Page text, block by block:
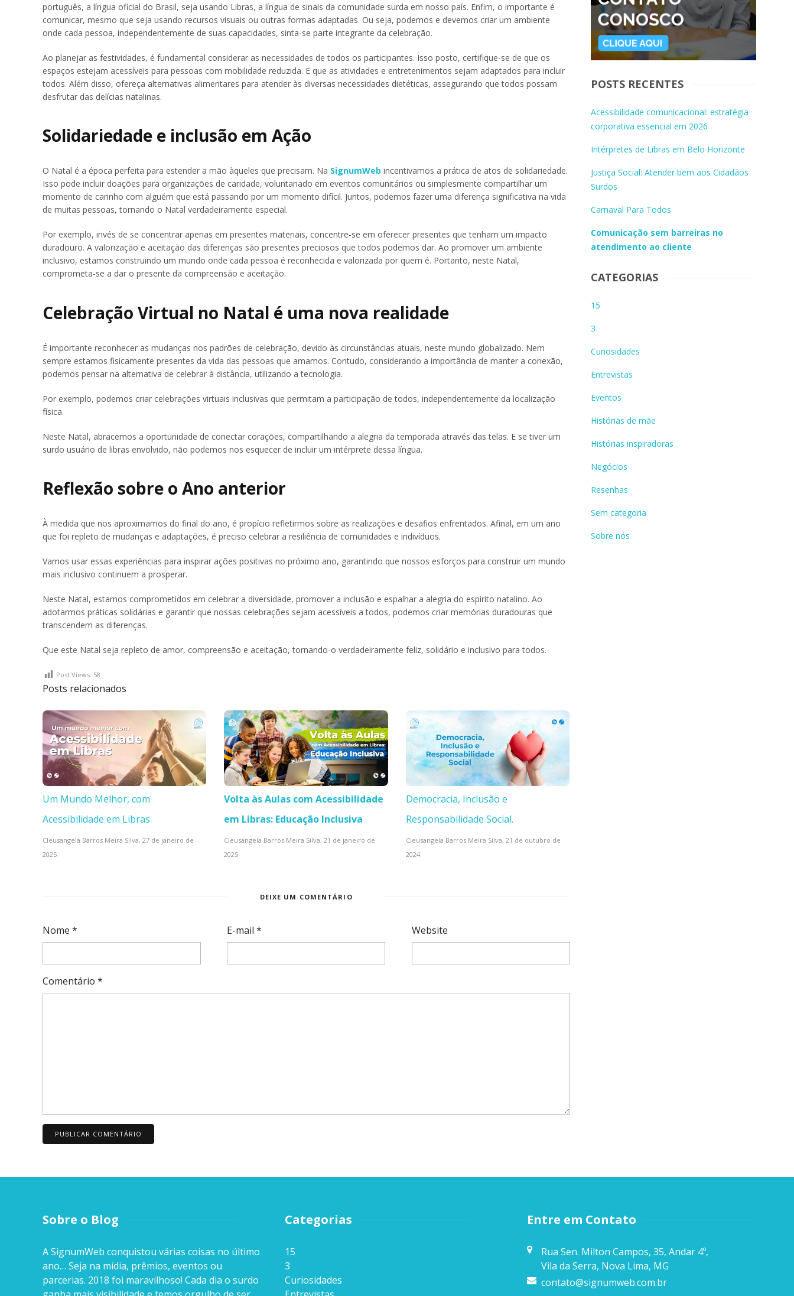
português, a língua oficial do Brasil, seja usando Libras, a língua de sinais da comunidade surda em nosso país. Enfim, o importante é
comunicar, mesmo que seja usando recursos visuais ou outras formas adaptadas. Ou seja, podemos e devemos criar um ambiente
onde cada pessoa, independentemente de suas capacidades, sinta-se parte integrante da celebração.
Ao planejar as festividades, é fundamental considerar as necessidades de todos os participantes. Isso posto, certifique-se de que os
espaços estejam acessíveis para pessoas com mobilidade reduzida. E que as atividades e entretenimentos sejam adaptados para incluir
todos. Além disso, ofereça alternativas alimentares para atender às diversas necessidades dietéticas, assegurando que todos possam
desfrutar das delícias natalinas.
Solidariedade e inclusão em Ação
O Natal é a época perfeita para estender a mão àqueles que precisam. Na SignumWeb incentivamos a prática de atos de solidariedade.
Isso pode incluir doações para organizações de caridade, voluntariado em eventos comunitários ou simplesmente compartilhar um
momento de carinho com alguém que está passando por um momento difícil. Juntos, podemos fazer uma diferença significativa na vida
de muitas pessoas, tornando o Natal verdadeiramente especial.
Por exemplo, invés de se concentrar apenas em presentes materiais, concentre-se em oferecer presentes que tenham um impacto
duradouro. A valorização e aceitação das diferenças são presentes preciosos que todos podemos dar. Ao promover um ambiente
inclusivo, estamos construindo um mundo onde cada pessoa é reconhecida e valorizada por quem é. Portanto, neste Natal,
comprometa-se a dar o presente da compreensão e aceitação.
Celebração Virtual no Natal é uma nova realidade
É importante reconhecer as mudanças nos padrões de celebração, devido às circunstâncias atuais, neste mundo globalizado. Nem
sempre estamos fisicamente presentes da vida das pessoas que amamos. Contudo, considerando a importância de manter a conexão,
podemos pensar na alternativa de celebrar à distância, utilizando a tecnologia.
Por exemplo, podemos criar celebrações virtuais inclusivas que permitam a participação de todos, independentemente da localização
física.
Neste Natal, abracemos a oportunidade de conectar corações, compartilhando a alegria da temporada através das telas. E se tiver um
surdo usuário de libras envolvido, não podemos nos esquecer de incluir um intérprete dessa língua.
Reflexão sobre o Ano anterior
À medida que nos aproximamos do final do ano, é propício refletirmos sobre as realizações e desafios enfrentados. Afinal, em um ano
que foi repleto de mudanças e adaptações, é preciso celebrar a resiliência de comunidades e indivíduos.
Vamos usar essas experiências para inspirar ações positivas no próximo ano, garantindo que nossos esforços para construir um mundo
mais inclusivo continuem a prosperar.
Neste Natal, estamos comprometidos em celebrar a diversidade, promover a inclusão e espalhar a alegria do espírito natalino. Ao
adotarmos práticas solidárias e garantir que nossas celebrações sejam acessíveis a todos, podemos criar memórias duradouras que
transcendem as diferenças.
Que este Natal seja repleto de amor, compreensão e aceitação, tornando-o verdadeiramente feliz, solidário e inclusivo para todos.
Post Views: 58
Posts relacionados
Um Mundo Melhor, com
Acessibilidade em Libras
Cleusangela Barros Meira Silva, 27 de janeiro de
2025
Volta às Aulas com Acessibilidade
em Libras: Educação Inclusiva
Cleusangela Barros Meira Silva,21 de janeiro de
2025
Democracia, Inclusão e
Responsabilidade Social.
Cleusangela Barros Meira Silva, 21 de outubro de
2024
DEIXE UM COMENTÁRIO
Nome * E-mail* Website
Comentário *
POSTS RECENTES
Acessibilidade comunicacional: estratégia
corporativa essencial em 2026
Intérpretes de Libras em Belo Horizonte
Justiça Social: Atender bem aos Cidadãos
Surdos
Carnaval Para Todos
Comunicação sem barreiras no
atendimento ao cliente
CATEGORIAS
15
3
Curiosidades
Entrevistas
Eventos
Histórias de mãe
Histórias inspiradoras
Negócios
Resenhas
Sem categoria
Sobre nós
Sobre o Blog
A SignumWeb conquistou várias coisas no último
ano… Seja na mídia, prêmios, eventos ou
parcerias. 2018 foi maravilhoso! Cada dia o surdo
Categorias
15
3
Curiosidades
Entre em Contato
Rua Sen. Milton Campos, 35, Andar 4º,
Vila da Serra, Nova Lima, MG
contato@signumweb.com.br